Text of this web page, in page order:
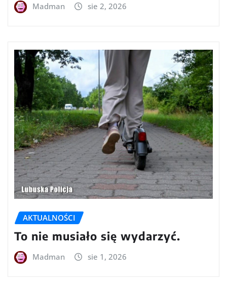
Madman sie 2, 2026
AKTUALNOŚCI
To nie musiało się wydarzyć.
Madman sie 1, 2026